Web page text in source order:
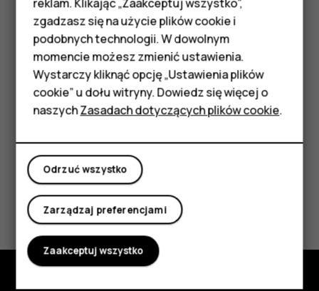
podstawowymi
Akcesoria
HMD Terra M
Tablety
Moje konto
Wskazówka:Aby monitorować użycie danych,
dotknijUstawienia>Sieć i Internet>Użycie danych
Zatrzymywanie roamingu transmisji danych
DotknijUstawienia>Sieć i Internet>Sieć komórkowa
następnie wyłącz opcjęRoaming.
Czy te informacje były pomocne?
Tak Nie
zgadzasz się na użycie plików cookie i
podobnych technologii. W dowolnym
momencie możesz zmienić ustawienia.
Wystarczy kliknąć opcję „Ustawienia plików
cookie” u dołu witryny. Dowiedz się więcej o
naszychZasadach dotyczących plików cookie.
Odrzuć wszystko
Zarządzaj preferencjami
Zaakceptuj wszystko